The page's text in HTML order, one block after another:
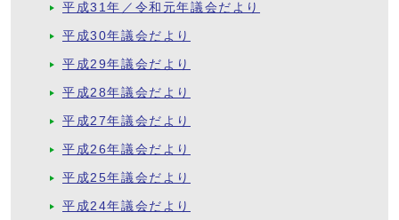
平成31年／令和元年議会だより
平成30年議会だより
平成29年議会だより
平成28年議会だより
平成27年議会だより
平成26年議会だより
平成25年議会だより
平成24年議会だより